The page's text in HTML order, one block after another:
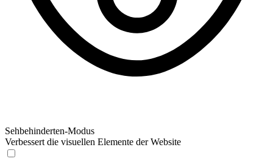
Sehbehinderten-Modus
Verbessert die visuellen Elemente der Website